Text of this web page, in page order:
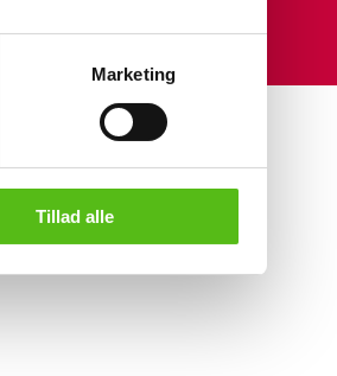
Marketing
Tillad alle